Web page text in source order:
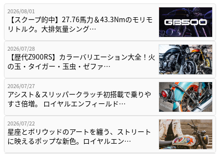
2026/08/01
【スクープ的中】27.76馬力＆43.3Nmのモリモ
リトルク。大排気量シング…
2026/07/28
【歴代Z900RS】カラーバリエーション大全！火
の玉・タイガー・玉虫・ゼファ…
2026/07/27
アシスト＆スリッパークラッチ初搭載で乗りや
すさ倍増。 ロイヤルエンフィールド…
2026/07/22
星座とボリウッドのアートを纏う、ストリート
に映えるポップな新色。ロイヤルエン…